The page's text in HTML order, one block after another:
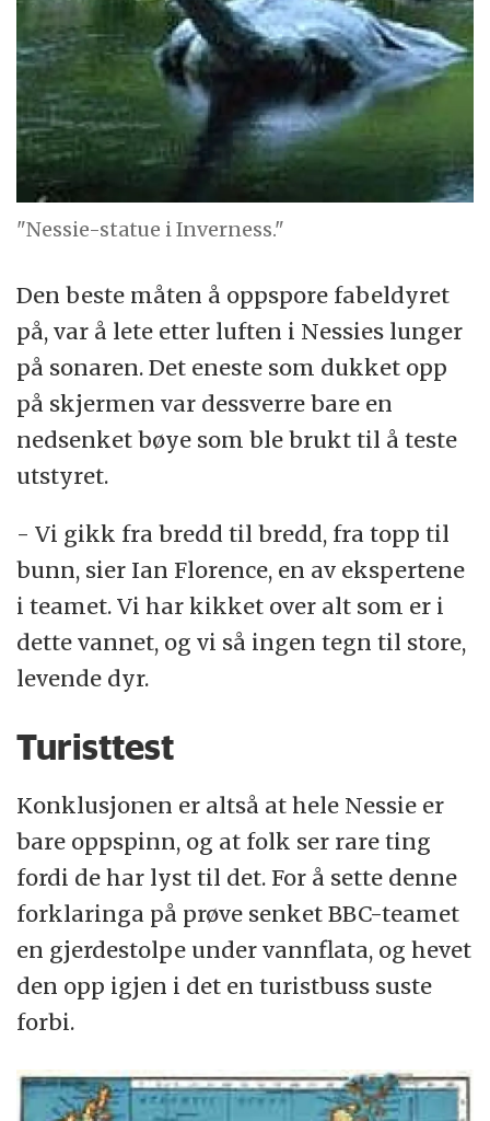
"Nessie-statue i Inverness."
Den beste måten å oppspore fabeldyret
på, var å lete etter luften i Nessies lunger
på sonaren. Det eneste som dukket opp
på skjermen var dessverre bare en
nedsenket bøye som ble brukt til å teste
utstyret.
- Vi gikk fra bredd til bredd, fra topp til
bunn, sier Ian Florence, en av ekspertene
i teamet. Vi har kikket over alt som er i
dette vannet, og vi så ingen tegn til store,
levende dyr.
Turisttest
Konklusjonen er altså at hele Nessie er
bare oppspinn, og at folk ser rare ting
fordi de har lyst til det. For å sette denne
forklaringa på prøve senket BBC-teamet
en gjerdestolpe under vannflata, og hevet
den opp igjen i det en turistbuss suste
forbi.